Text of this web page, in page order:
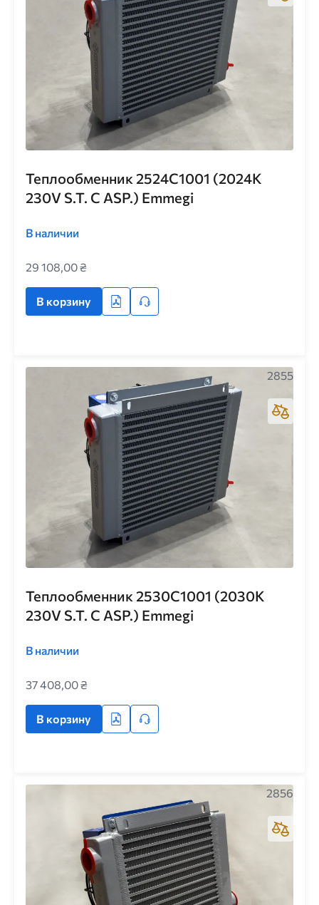
Теплообменник 2524C1001 (2024K
230V S.T. C ASP.) Emmegi
В наличии
29 108,00 ₴
В корзину
Теплообменник 2530C1001 (2030K
230V S.T. C ASP.) Emmegi
В наличии
37 408,00 ₴
В корзину
2855
2856